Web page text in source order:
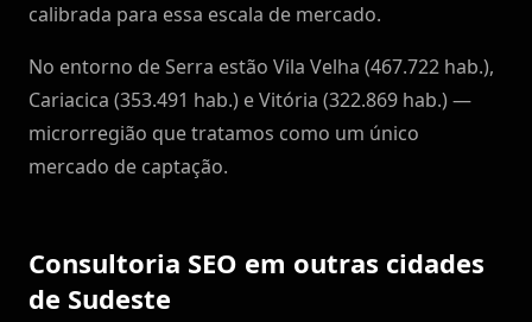
calibrada para essa escala de mercado.
No entorno de Serra estão Vila Velha (467.722 hab.),
Cariacica (353.491 hab.) e Vitória (322.869 hab.) —
microrregião que tratamos como um único
mercado de captação.
Consultoria SEO em outras cidades
de Sudeste